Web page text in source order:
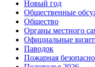
Новый год
Общественные
Общество
Органы местного
Официальные
Паводок
Пожарная